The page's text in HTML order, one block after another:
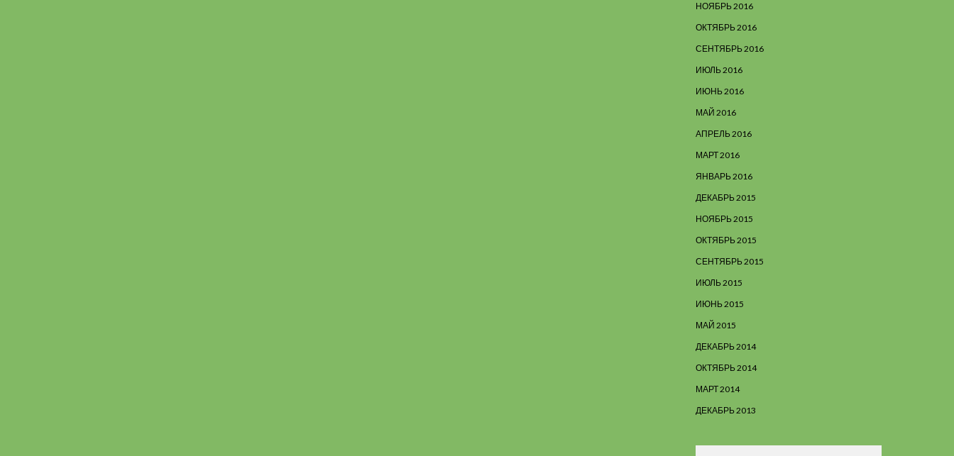
НОЯБРЬ 2016
ОКТЯБРЬ 2016
СЕНТЯБРЬ 2016
ИЮЛЬ 2016
ИЮНЬ 2016
МАЙ 2016
АПРЕЛЬ 2016
МАРТ 2016
ЯНВАРЬ 2016
ДЕКАБРЬ 2015
НОЯБРЬ 2015
ОКТЯБРЬ 2015
СЕНТЯБРЬ 2015
ИЮЛЬ 2015
ИЮНЬ 2015
МАЙ 2015
ДЕКАБРЬ 2014
ОКТЯБРЬ 2014
МАРТ 2014
ДЕКАБРЬ 2013